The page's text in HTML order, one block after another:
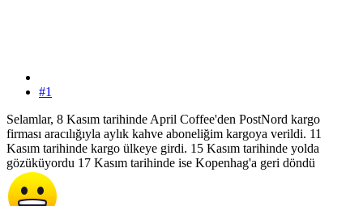
#1
Selamlar, 8 Kasım tarihinde April Coffee'den PostNord kargo
firması aracılığıyla aylık kahve aboneliğim kargoya verildi. 11
Kasım tarihinde kargo ülkeye girdi. 15 Kasım tarihinde yolda
gözüküyordu 17 Kasım tarihinde ise Kopenhag'a geri döndü